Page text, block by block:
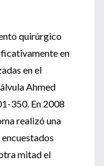
quirúrgico
en
en el
Ahmed
350. En 2008
realizó una
mitad el